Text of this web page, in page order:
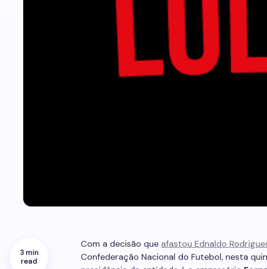
3 min
read
Com a decisão que afastou Ednaldo
Confederação Nacional do Futebol, nesta